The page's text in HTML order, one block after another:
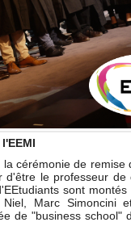
cérémonie de remise
le professeur de
sont
Marc Simoncini
de "business school"